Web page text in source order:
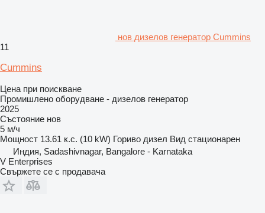
нов дизелов генератор Cummins
11
Cummins
Цена при поискване
Промишлено оборудване - дизелов генератор
2025
Състояние нов
5 м/ч
Мощност 13.61 к.с. (10 kW) Гориво дизел Вид стационарен
Индия, Sadashivnagar, Bangalore - Karnataka
V Enterprises
Свържете се с продавача